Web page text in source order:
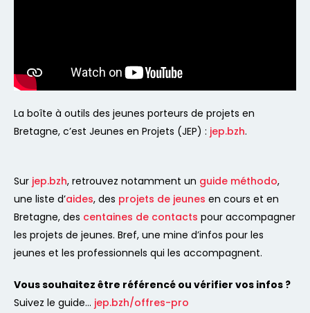
La boîte à outils des jeunes porteurs de projets en
Bretagne, c’est Jeunes en Projets (JEP) : jep.bzh.
Sur jep.bzh, retrouvez notamment un guide méthodo,
une liste d’aides, des projets de jeunes en cours et en
Bretagne, des centaines de contacts pour accompagner
les projets de jeunes. Bref, une mine d’infos pour les
jeunes et les professionnels qui les accompagnent.
Vous souhaitez être référencé ou vérifier vos infos ?
Suivez le guide… jep.bzh/offres-pro